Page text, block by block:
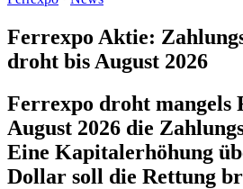
Ferrexpo Aktie:
droht bis August 2026
Ferrexpo droht mangels
August 2026 die
Eine Kapitalerhöhung
Dollar soll die Rettung